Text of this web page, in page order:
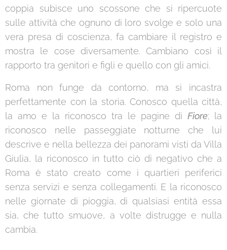
coppia subisce uno scossone che si ripercuote
sulle attività che ognuno di loro svolge e solo una
vera presa di coscienza, fa cambiare il registro e
mostra le cose diversamente. Cambiano così il
rapporto tra genitori e figli e quello con gli amici.
Roma non funge da contorno, ma si incastra
perfettamente con la storia. Conosco quella città,
la amo e la riconosco tra le pagine di Fiore; la
riconosco nelle passeggiate notturne che lui
descrive e nella bellezza dei panorami visti da Villa
Giulia, la riconosco in tutto ciò di negativo che a
Roma è stato creato come i quartieri periferici
senza servizi e senza collegamenti. E la riconosco
nelle giornate di pioggia, di qualsiasi entità essa
sia, che tutto smuove, a volte distrugge e nulla
cambia.